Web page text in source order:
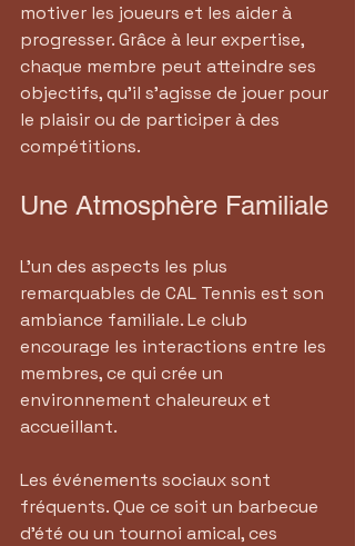
motiver les joueurs et les aider à
progresser. Grâce à leur expertise,
chaque membre peut atteindre ses
objectifs, qu'il s'agisse de jouer pour
le plaisir ou de participer à des
compétitions.
Une Atmosphère Familiale
L'un des aspects les plus
remarquables de CAL Tennis est son
ambiance familiale. Le club
encourage les interactions entre les
membres, ce qui crée un
environnement chaleureux et
accueillant.
Les événements sociaux sont
fréquents. Que ce soit un barbecue
d'été ou un tournoi amical, ces